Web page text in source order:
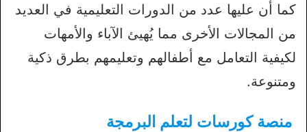
كما أن عليها عدد من الدورات التعليمية في العديد
من المجالات الأخرى مما يُهيئ الآباء والأمهات
لكيفية التعامل مع أطفالهم وتعليمهم بطرق ذكية
ومتنوعة.
منصة كورسات لتعلم البرمجة